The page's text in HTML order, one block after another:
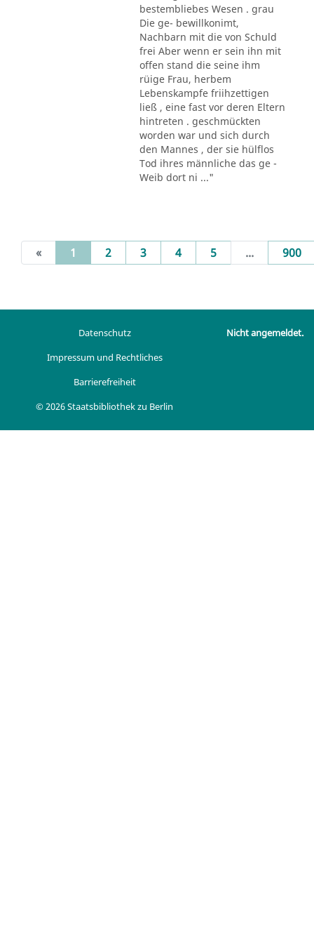
bestembliebes Wesen . grau
Die ge- bewillkonimt,
Nachbarn mit die von Schuld
frei Aber wenn er sein ihn mit
offen stand die seine ihm
rüige Frau, herbem
Lebenskampfe friihzettigen
ließ , eine fast vor deren Eltern
hintreten . geschmückten
worden war und sich durch
den Mannes , der sie hülflos
Tod ihres männliche das ge -
Weib dort ni ..."
« 1 (current)
2 3 4 5 ... 900
Datenschutz
Impressum und Rechtliches
Barrierefreiheit
© 2026 Staatsbibliothek zu Berlin
Nicht angemeldet.